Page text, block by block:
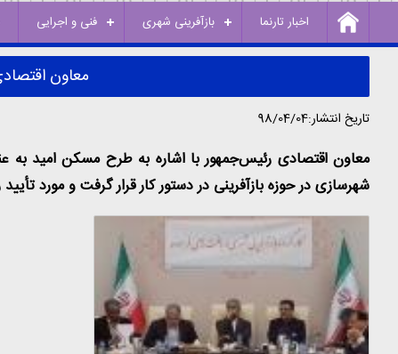
اخبار تارنما بازآفرینی شهری فنی و اجرایی
معاون
تاریخ انتشار:98/04/04
معاون اقتصادی رئیس‌جمهور با اشاره به طرح مسکن امید به
شهرسازی در حوزه بازآفرینی در دستور کار قرار گرفت و مورد